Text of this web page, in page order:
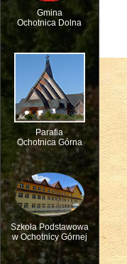
Gmina
Ochotnica Dolna
Parafia
Ochotnica Górna
Szkoła Podstawowa
w Ochotnicy Górnej